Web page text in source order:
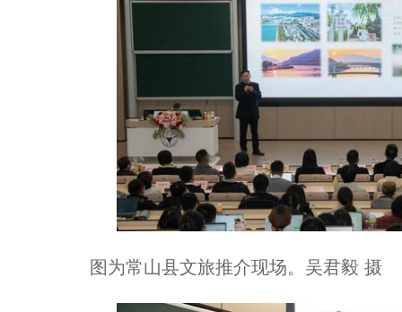
图为常山县文旅推介现场。吴君毅 摄